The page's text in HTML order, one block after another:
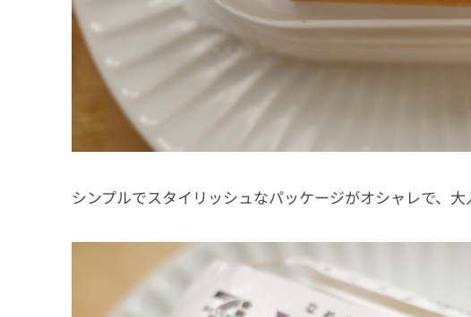
シンプルでスタイリッシュなパッケージがオシャレで、大